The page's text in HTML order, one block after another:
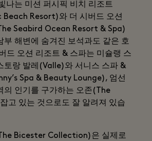
나는 미션 퍼시픽 비치 리조트
Beach Resort)와 더 시버드 오션
Seabird Ocean Resort & Spa)
부 해변에 숨겨진 보석과도 같은 호
드 오션 리조트 & 스파는 미슐랭 스
토랑 발레(Valle)와 서니스 스파 &
Spa & Beauty Lounge), 엄선
의 인기를 구가하는 오존(The
고 있는 것으로도 잘 알려져 있습
Bicester Collection)은 실제로